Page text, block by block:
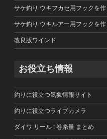
サケ釣り ウキフカセ用フックを作
サケ釣り ウキルアー用フックを作
改良版ワインド
お役立ち情報
釣りに役立つ気象情報サイト
釣りに役立つライブカメラ
ダイワ リール : 巻糸量 まとめ